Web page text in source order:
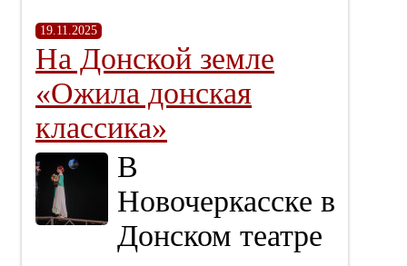
19.11.2025
На Донской земле
«Ожила донская
классика»
В
Новочеркасске в
Донском театре